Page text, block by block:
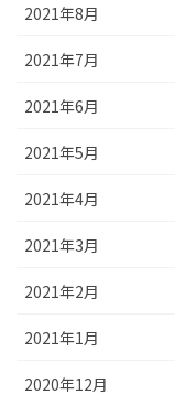
2021年8月
2021年7月
2021年6月
2021年5月
2021年4月
2021年3月
2021年2月
2021年1月
2020年12月